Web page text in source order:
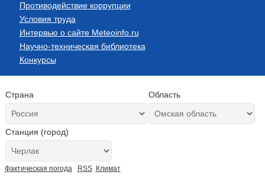
Противодействие коррупции
Условия труда
Интервью о сайте Meteoinfo.ru
Научно-техническая библиотека
Конкурсы
Страна Область
Станция (город)
Фактическая погода RSS Климат